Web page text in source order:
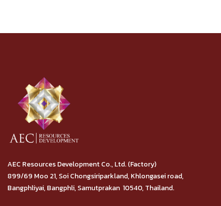
AEC Resources Development Co., Ltd. (Factory)
899/69 Moo 21, Soi Chongsiriparkland, Khlongasei road,
Bangphliyai, Bangphli, Samutprakan 10540, Thailand.